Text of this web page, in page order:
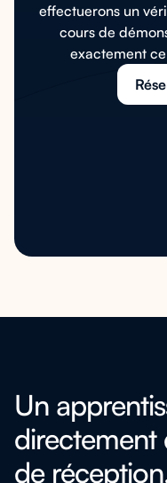
effectuerons un
cours de
exactement
Un
directement
de